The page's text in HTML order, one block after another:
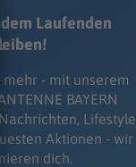
Laufenden
mehr - mit unserem
BAYERN
Lifestyle
Aktionen - wir
dich.